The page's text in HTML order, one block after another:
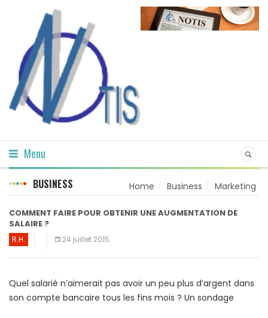
Menu
BUSINESS Home Business Marketing
COMMENT FAIRE POUR OBTENIR UNE AUGMENTATION DE
SALAIRE ?
R.H. 24 juillet 2015
Quel salarié n’aimerait pas avoir un peu plus d’argent dans
son compte bancaire tous les fins mois ? Un sondage